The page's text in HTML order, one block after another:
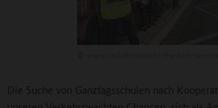
Die Suche von Ganztagsschulen nach